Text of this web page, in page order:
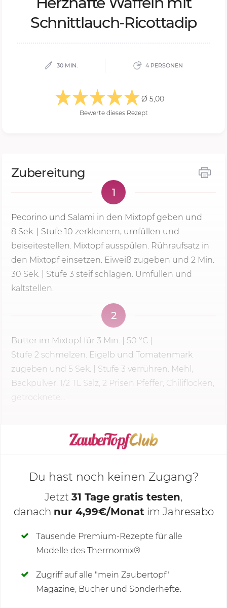
Schnitt­lauch-Ri­cot­ta­dip
30 MIN. 4 PERSONEN
Ø 5,00
Bewerte dieses Rezept
Zubereitung
1
Pecorino und Salami in den Mixtopf geben und
8 Sek.
| Stufe 10 zerkleinern, umfüllen und
beiseitestellen. Mixtopf ausspülen. Rühraufsatz in
den Mixtopf einsetzen. Eiweiß zugeben und 2 Min.
30 Sek. | Stufe 3 steif schlagen. Umfüllen und
kaltstellen.
2
Butter im Mixtopf für 3 Min. 50 °C
Stufe 2 schmelzen. Eigelb und Tomatenmark
zugeben und 5 Sek.
| Stufe 3 verrühren. Mehl,
Backpulver, 1/2 TL Salz, 2 Prisen Pfeffer, Chiliflocken,
getrocknete...
KOCHMODUS STARTEN
Deine Notizen
Du hast noch keinen Zugang?
Jetzt 31 Tage gratis testen,
danach nur 4,99€/Monat im Jahresabo
Tausende Premium-Rezepte für alle
Modelle des Thermomix®
Zugriff auf alle "mein Zaubertopf"
Magazine, Bücher und Sonderhefte.